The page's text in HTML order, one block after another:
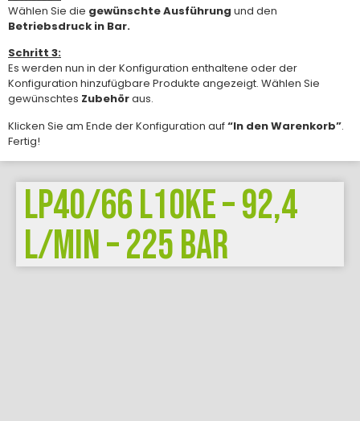
Wählen Sie die gewünschte Ausführung und den
Betriebsdruck in Bar.
Schritt 3:
Es werden nun in der Konfiguration enthaltene oder der
Konfiguration hinzufügbare Produkte angezeigt. Wählen Sie
gewünschtes Zubehöraus.
Klicken Sie am Ende der Konfiguration auf“In den Warenkorb”.
Fertig!
LP40/66 L10KE – 92,4
L/MIN – 225 BAR